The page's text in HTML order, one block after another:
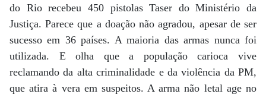
do Rio recebeu 450 pistolas Taser do Ministério da
Justiça. Parece que a doação não agradou, apesar de ser
sucesso em 36 países. A maioria das armas nunca foi
utilizada. E olha que a população carioca vive
reclamando da alta criminalidade e da violência da PM,
que atira à vera em suspeitos. A arma não letal age no